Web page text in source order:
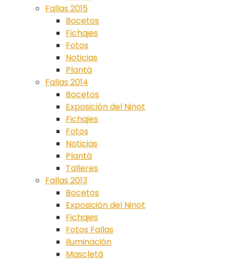
Fallas 2015
Bocetos
Fichajes
Fotos
Noticias
Plantà
Fallas 2014
Bocetos
Exposición del Ninot
Fichajes
Fotos
Noticias
Plantà
Talleres
Fallas 2013
Bocetos
Exposición del Ninot
Fichajes
Fotos Fallas
Iluminación
Mascletà